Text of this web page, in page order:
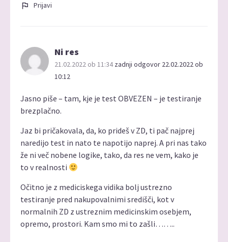
Prijavi
Ni res
21.02.2022 ob 11:34 zadnji odgovor 22.02.2022 ob
10:12
Jasno piše – tam, kje je test OBVEZEN – je testiranje
brezplačno.
Jaz bi pričakovala, da, ko prideš v ZD, ti pač najprej
naredijo test in nato te napotijo naprej. A pri nas tako
že ni več nobene logike, tako, da res ne vem, kako je
to v realnosti
Očitno je z mediciskega vidika bolj ustrezno
testiranje pred nakupovalnimi središči, kot v
normalnih ZD z ustreznim medicinskim osebjem,
opremo, prostori. Kam smo mi to zašli……..